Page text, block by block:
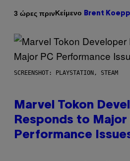
3 ώρες πρινΚείμενο Brent Koepp
SCREENSHOT: PLAYSTATION, STEAM
Marvel Tokon
Responds to Major
Performance